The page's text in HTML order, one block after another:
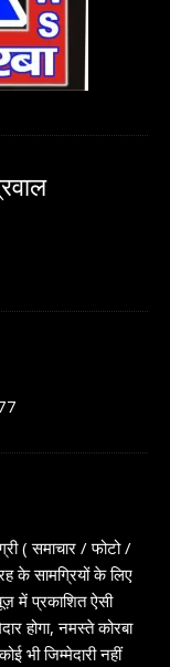
( समाचार / फोटो /
के सामग्रियों के लिए
में प्रकाशित ऐसी
होगा, नमस्ते कोरबा
भी जिम्मेदारी नहीं